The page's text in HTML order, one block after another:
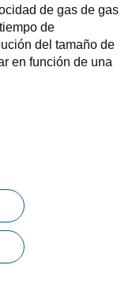
de gas de gas
de
del tamaño de
en función de una